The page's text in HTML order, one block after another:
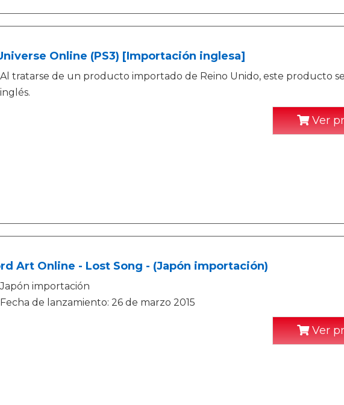
Online (PS3) [Importación inglesa]
Al tratarse de un producto importado de Reino Unido, este producto
inglés.
Ver
Art Online - Lost Song - (Japón importación)
Japón importación
Fecha de lanzamiento: 26 de marzo 2015
Ver